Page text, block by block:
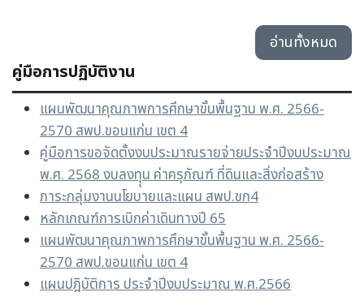
คู่มือการปฏิบัติงาน
แผนพัฒนาคุณภาพการศึกษาขั้นพื้นฐาน พ.ศ. 2566-
2570 สพป.ขอนแก่น เขต 4
คู่มือการขอจัดตั้งงบประมาณรายจ่ายประจำปีงบประมาณ
พ.ศ. 2568 งบลงทุุน ค่าครุภัณฑ์ ที่ดินและสิ่งก่อสร้าง
ภาระกลุ่มงานนโยบายและแผน สพป.ขก4
หลักเกณฑ์การเบิกค่าเดินทางปี 65
แผนพัฒนาคุณภาพการศึกษาขั้นพื้นฐาน พ.ศ. 2566-
2570 สพป.ขอนแก่น เขต 4
แผนปฎิบัติการ ประจำปีงบประมาณ พ.ศ.2566
อ่านทั้งหมด